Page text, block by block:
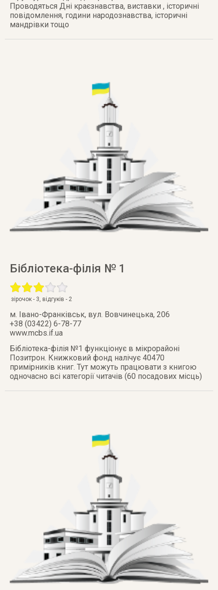
Проводяться Дні краєзнавства, виставки , історичні
повідомлення, години народознавства, історичні
мандрівки тощо
Бібліотека-філія № 1
зірочок - 3, відгуків - 2
м. Івано-Франківськ, вул. Вовчинецька, 206
+38 (03422) 6-78-77
www.mcbs.if.ua
Бібліотека-філія №1 функціонує в мікрорайоні
Позитрон. Книжковий фонд налічує 40470
примірників книг. Тут можуть працювати з книгою
одночасно всі категорії читачів (60 посадових місць)